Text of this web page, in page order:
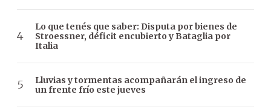
Lo que tenés que saber: Disputa por bienes de
Stroessner, déficit encubierto y Bataglia por
Italia
Lluvias y tormentas acompañarán el ingreso de
un frente frío este jueves